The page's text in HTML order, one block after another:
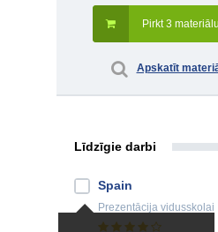
Pirkt 3
Apskatīt
Līdzīgie darbi
Spain
Prezentācija vidusskolai